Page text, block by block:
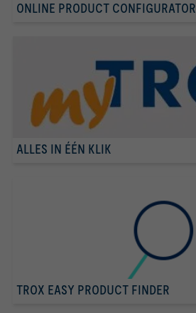
ONLINE PRODUCT CONFIGURATOR
ALLES IN ÉÉN KLIK
TROX EASY PRODUCT FINDER